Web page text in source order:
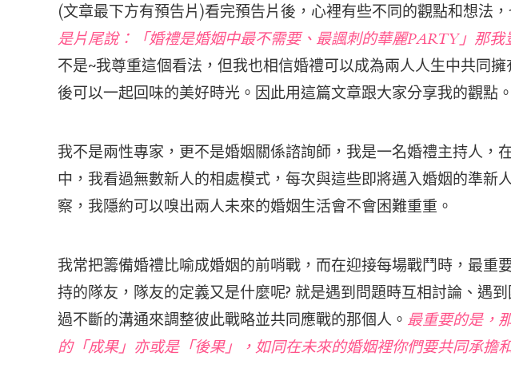
(文章最下方有預告片)看完預告片後，心裡有些不同的觀點和想法
是片尾說：「婚禮是婚姻中最不需要、最諷刺的華麗PARTY」那我
不是~我尊重這個看法，但我也相信婚禮可以成為兩人人生中共同
後可以一起回味的美好時光。因此用這篇文章跟大家分享我的觀點。
我不是兩性專家，更不是婚姻關係諮詢師，我是一名婚禮主持人，
中，我看過無數新人的相處模式，每次與這些即將邁入婚姻的準新
察，我隱約可以嗅出兩人未來的婚姻生活會不會困難重重。
我常把籌備婚禮比喻成婚姻的前哨戰，而在迎接每場戰鬥時，最重
持的隊友，隊友的定義又是什麼呢? 就是遇到問題時互相討論、遇
過不斷的溝通來調整彼此戰略並共同應戰的那個人。 最重要的是，
的「成果」亦或是「後果」，如同在未來的婚姻裡你們要共同承擔